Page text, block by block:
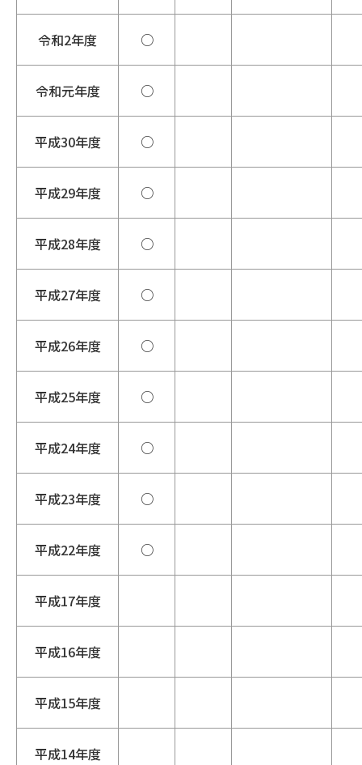
令和2年度 ○
令和元年度 ○
平成30年度 ○
平成29年度 ○
平成28年度 ○
平成27年度 ○
平成26年度 ○
平成25年度 ○
平成24年度 ○
平成23年度 ○
平成22年度 ○
平成17年度
平成16年度
平成15年度
平成14年度